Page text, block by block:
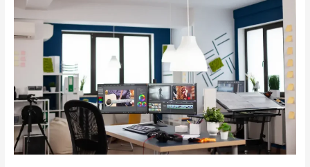
Diseño:
Aliada
Impresión
y
Branding
Corporativo